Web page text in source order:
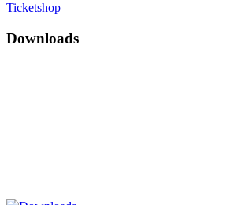
Ticketshop
Downloads